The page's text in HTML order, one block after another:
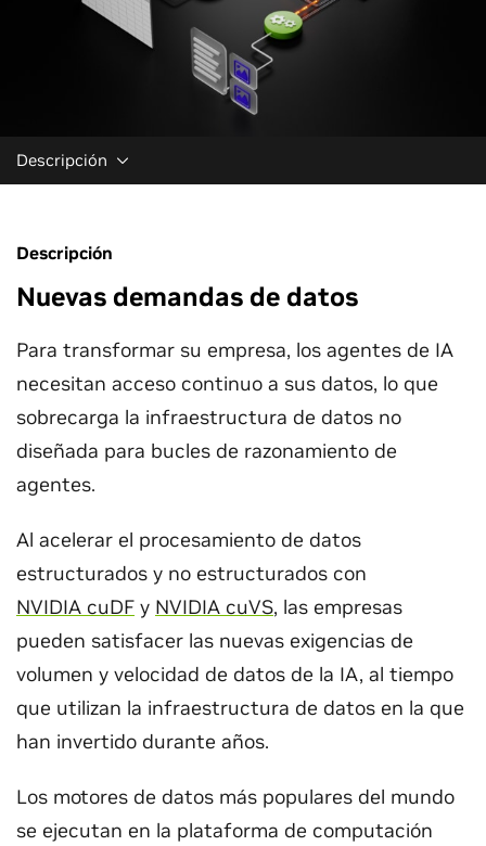
Descripción
Descripción
Nuevas demandas de datos
Para transformar su empresa, los agentes de IA
necesitan acceso continuo a sus datos, lo que
sobrecarga la infraestructura de datos no
diseñada para bucles de razonamiento de
agentes.
Al acelerar el procesamiento de datos
estructurados y no estructurados con
NVIDIA cuDF y NVIDIA cuVS, las empresas
pueden satisfacer las nuevas exigencias de
volumen y velocidad de datos de la IA, al tiempo
que utilizan la infraestructura de datos en la que
han invertido durante años.
Los motores de datos más populares del mundo
se ejecutan en la plataforma de computación